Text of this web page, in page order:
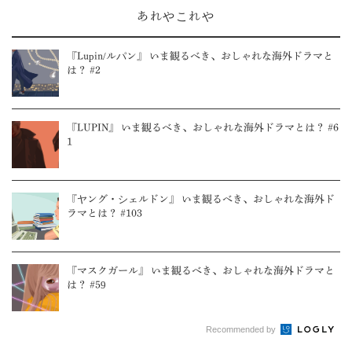
あれやこれや
『Lupin/ルパン』 いま観るべき、おしゃれな海外ドラマと
は？ #2
『LUPIN』 いま観るべき、おしゃれな海外ドラマとは？ #6
1
『ヤング・シェルドン』 いま観るべき、おしゃれな海外ド
ラマとは？ #103
『マスクガール』 いま観るべき、おしゃれな海外ドラマと
は？ #59
Recommended by